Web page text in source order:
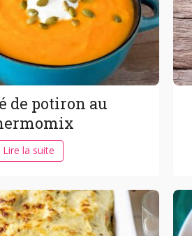
de potiron au
Lire la suite